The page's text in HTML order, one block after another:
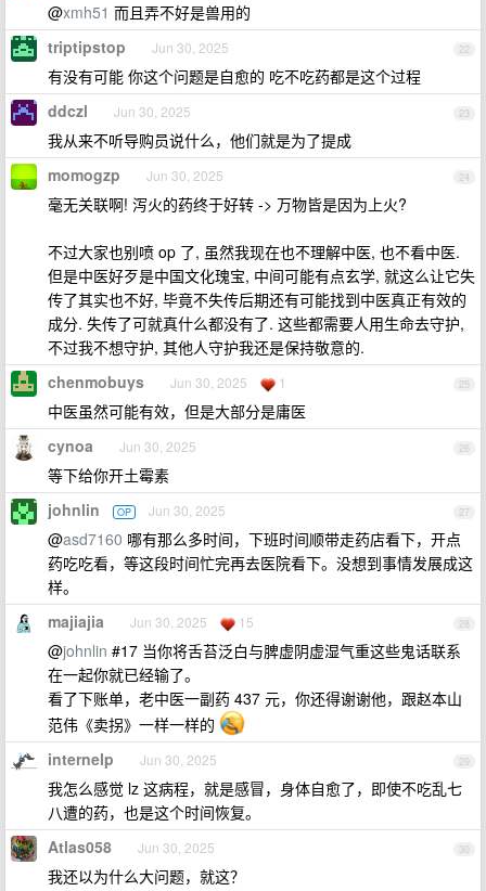
@xmh51 而且弄不好是兽用的
22
triptipstop Jun 30, 2025
有没有可能 你这个问题是自愈的 吃不吃药都是这个过程
23
ddczl Jun 30, 2025
我从来不听导购员说什么，他们就是为了提成
24
momogzp Jun 30, 2025
毫无关联啊! 泻火的药终于好转 -> 万物皆是因为上火?
不过大家也别喷 op 了, 虽然我现在也不理解中医, 也不看中医.
但是中医好歹是中国文化瑰宝, 中间可能有点玄学, 就这么让它失
传了其实也不好, 毕竟不失传后期还有可能找到中医真正有效的
成分. 失传了可就真什么都没有了. 这些都需要人用生命去守护,
不过我不想守护, 其他人守护我还是保持敬意的.
25
chenmobuys Jun 30, 2025 1
中医虽然可能有效，但是大部分是庸医
26
cynoa Jun 30, 2025
等下给你开土霉素
27
johnlin OP Jun 30, 2025
@asd7160 哪有那么多时间，下班时间顺带走药店看下，开点
药吃吃看，等这段时间忙完再去医院看下。没想到事情发展成这
样。
28
majiajia Jun 30, 2025 15
@johnlin #17 当你将舌苔泛白与脾虚阴虚湿气重这些鬼话联系
在一起你就已经输了。
看了下账单，老中医一副药 437 元，你还得谢谢他，跟赵本山
范伟《卖拐》一样一样的
29
internelp Jun 30, 2025
我怎么感觉 lz 这病程，就是感冒，身体自愈了，即使不吃乱七
八遭的药，也是这个时间恢复。
30
Atlas058 Jun 30, 2025
我还以为什么大问题，就这？